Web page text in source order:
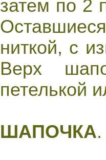
затем по 2
ниткой, с
Верх
петелькой
ШАПОЧКА